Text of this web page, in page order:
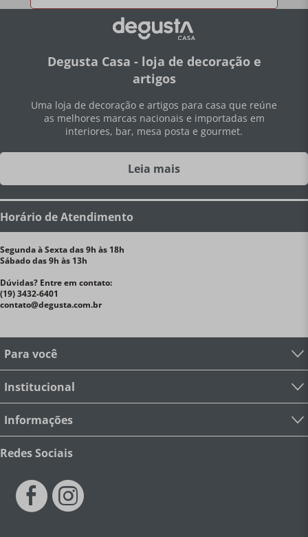
Degusta Casa - loja de decoração e
artigos
Uma loja de decoração e artigos para casa que reúne
as melhores marcas nacionais e importadas em
interiores, bar, mesa posta e gourmet.
Leia mais
Horário de Atendimento
Segunda à Sexta das 9h às 18h
Sábado das 9h às 13h
Dúvidas? Entre em contato:
(19) 3432-6401
contato@degusta.com.br
Para você
Institucional
Informações
Redes Sociais